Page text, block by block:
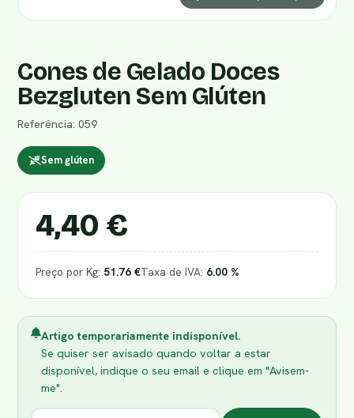
Cones de Gelado Doces
Bezgluten Sem Glúten
Referência: 059
Sem glúten
4,40 €
Preço por Kg: 51.76 €Taxa de IVA: 6.00 %
Artigo temporariamente indisponível.
Se quiser ser avisado quando voltar a estar
disponível, indique o seu email e clique em "Avisem-
me".